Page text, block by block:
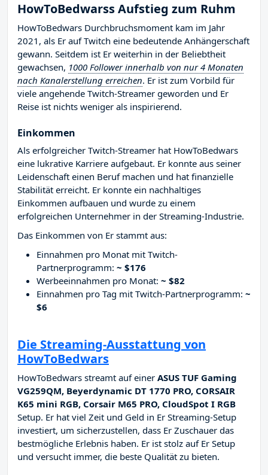
HowToBedwarss Aufstieg zum Ruhm
HowToBedwars Durchbruchsmoment kam im Jahr
2021, als Er auf Twitch eine bedeutende Anhängerschaft
gewann. Seitdem ist Er weiterhin in der Beliebtheit
gewachsen, 1000 Follower innerhalb von nur 4 Monaten
nach Kanalerstellung erreichen. Er ist zum Vorbild für
viele angehende Twitch-Streamer geworden und Er
Reise ist nichts weniger als inspirierend.
Einkommen
Als erfolgreicher Twitch-Streamer hat HowToBedwars
eine lukrative Karriere aufgebaut. Er konnte aus seiner
Leidenschaft einen Beruf machen und hat finanzielle
Stabilität erreicht. Er konnte ein nachhaltiges
Einkommen aufbauen und wurde zu einem
erfolgreichen Unternehmer in der Streaming-Industrie.
Das Einkommen von Er stammt aus:
Einnahmen pro Monat mit Twitch-
Partnerprogramm: ~ $176
Werbeeinnahmen pro Monat: ~ $82
Einnahmen pro Tag mit Twitch-Partnerprogramm: ~
$6
Die Streaming-Ausstattung von
HowToBedwars
HowToBedwars streamt auf einer ASUS TUF Gaming
VG259QM, Beyerdynamic DT 1770 PRO, CORSAIR
K65 mini RGB, Corsair M65 PRO, CloudSpot I RGB
Setup. Er hat viel Zeit und Geld in Er Streaming-Setup
investiert, um sicherzustellen, dass Er Zuschauer das
bestmögliche Erlebnis haben. Er ist stolz auf Er Setup
und versucht immer, die beste Qualität zu bieten.